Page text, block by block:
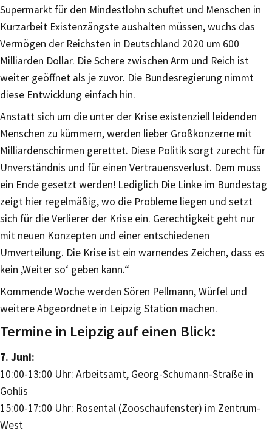
Supermarkt für den Mindestlohn schuftet und Menschen in
Kurzarbeit Existenzängste aushalten müssen, wuchs das
Vermögen der Reichsten in Deutschland 2020 um 600
Milliarden Dollar. Die Schere zwischen Arm und Reich ist
weiter geöffnet als je zuvor. Die Bundesregierung nimmt
diese Entwicklung einfach hin.
Anstatt sich um die unter der Krise existenziell leidenden
Menschen zu kümmern, werden lieber Großkonzerne mit
Milliardenschirmen gerettet. Diese Politik sorgt zurecht für
Unverständnis und für einen Vertrauensverlust. Dem muss
ein Ende gesetzt werden! Lediglich Die Linke im Bundestag
zeigt hier regelmäßig, wo die Probleme liegen und setzt
sich für die Verlierer der Krise ein. Gerechtigkeit geht nur
mit neuen Konzepten und einer entschiedenen
Umverteilung. Die Krise ist ein warnendes Zeichen, dass es
kein ,Weiter so‘ geben kann.“
Kommende Woche werden Sören Pellmann, Würfel und
weitere Abgeordnete in Leipzig Station machen.
Termine in Leipzig auf einen Blick:
7. Juni:
10:00-13:00 Uhr: Arbeitsamt, Georg-Schumann-Straße in
Gohlis
15:00-17:00 Uhr: Rosental (Zooschaufenster) im Zentrum-
West